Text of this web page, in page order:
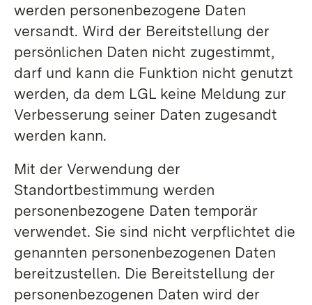
werden personenbezogene Daten
versandt. Wird der Bereitstellung der
persönlichen Daten nicht zugestimmt,
darf und kann die Funktion nicht genutzt
werden, da dem LGL keine Meldung zur
Verbesserung seiner Daten zugesandt
werden kann.
Mit der Verwendung der
Standortbestimmung werden
personenbezogene Daten temporär
verwendet. Sie sind nicht verpflichtet die
genannten personenbezogenen Daten
bereitzustellen. Die Bereitstellung der
personenbezogenen Daten wird der